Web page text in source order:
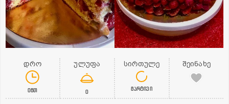
დრო
0წთ
ულუფა
0
სირთულე
მარტივი
შეინახე